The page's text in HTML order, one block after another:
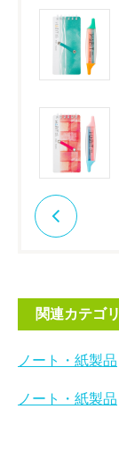
関連カテゴリ
ノート・紙製品
ノート・紙製品